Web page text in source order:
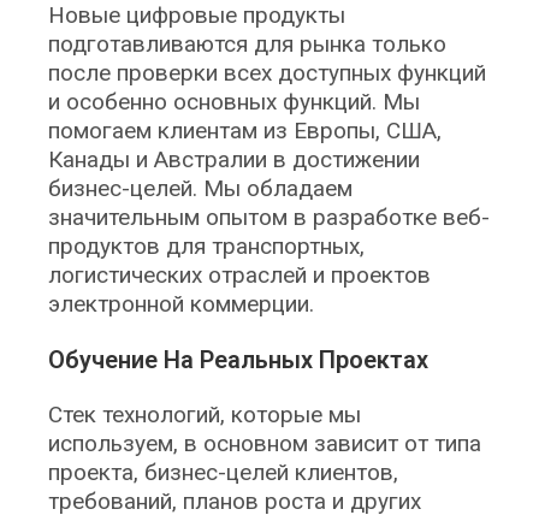
Новые цифровые продукты
подготавливаются для рынка только
после проверки всех доступных функций
и особенно основных функций. Мы
помогаем клиентам из Европы, США,
Канады и Австралии в достижении
бизнес-целей. Мы обладаем
значительным опытом в разработке веб-
продуктов для транспортных,
логистических отраслей и проектов
электронной коммерции.
Обучение На Реальных Проектах
Стек технологий, которые мы
используем, в основном зависит от типа
проекта, бизнес-целей клиентов,
требований, планов роста и других